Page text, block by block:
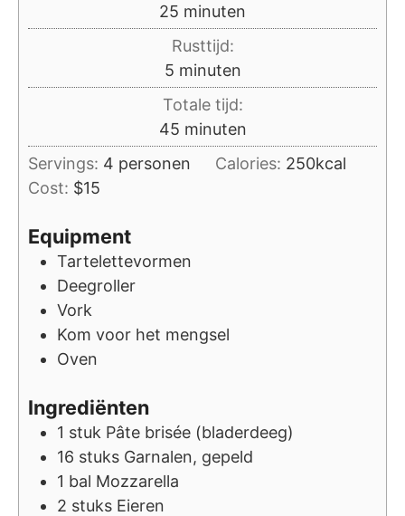
25 minuten
minuten
Rusttijd:
5minuten
minuten
Totale tijd:
45minuten
minuten
Servings: 4 personen Calories: 250kcal
Cost: $15
Equipment
Tartelettevormen
Deegroller
Vork
Kom voor het mengsel
Oven
Ingrediënten
1 stuk Pâte brisée (bladerdeeg)
16 stuks Garnalen, gepeld
1 bal Mozzarella
2 stuks Eieren